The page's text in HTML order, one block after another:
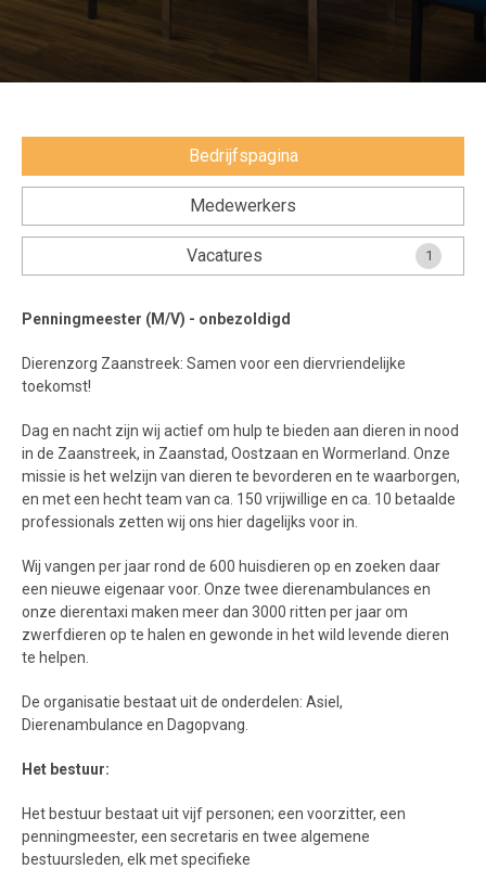
Veelgestelde vragen
Bedrijfspagina
Medewerkers
Vacatures 1
Penningmeester (M/V) - onbezoldigd
Dierenzorg Zaanstreek: Samen voor een diervriendelijke
toekomst!
Dag en nacht zijn wij actief om hulp te bieden aan dieren in nood
in de Zaanstreek, in Zaanstad, Oostzaan en Wormerland. Onze
missie is het welzijn van dieren te bevorderen en te waarborgen,
en met een hecht team van ca. 150 vrijwillige en ca. 10 betaalde
professionals zetten wij ons hier dagelijks voor in.
Wij vangen per jaar rond de 600 huisdieren op en zoeken daar
een nieuwe eigenaar voor. Onze twee dierenambulances en
onze dierentaxi maken meer dan 3000 ritten per jaar om
zwerfdieren op te halen en gewonde in het wild levende dieren
te helpen.
De organisatie bestaat uit de onderdelen: Asiel,
Dierenambulance en Dagopvang.
Het bestuur:
Het bestuur bestaat uit vijf personen; een voorzitter, een
penningmeester, een secretaris en twee algemene
bestuursleden, elk met specifieke